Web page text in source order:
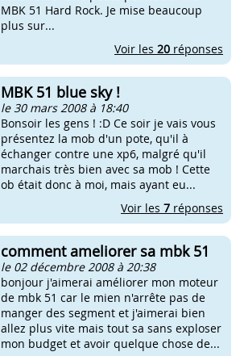
MBK 51 Hard Rock. Je mise beaucoup
plus sur...
Voir les 20 réponses
MBK 51 blue sky !
le 30 mars 2008 à 18:40
Bonsoir les gens ! :D Ce soir je vais vous
présentez la mob d'un pote, qu'il à
échanger contre une xp6, malgré qu'il
marchais très bien avec sa mob ! Cette
ob était donc à moi, mais ayant eu...
Voir les 7 réponses
comment ameliorer sa mbk 51
le 02 décembre 2008 à 20:38
bonjour j'aimerai améliorer mon moteur
de mbk 51 car le mien n'arrête pas de
manger des segment et j'aimerai bien
allez plus vite mais tout sa sans exploser
mon budget et avoir quelque chose de...